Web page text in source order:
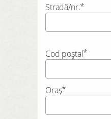
Stradă/nr.*
Cod poștal*
Oraș*